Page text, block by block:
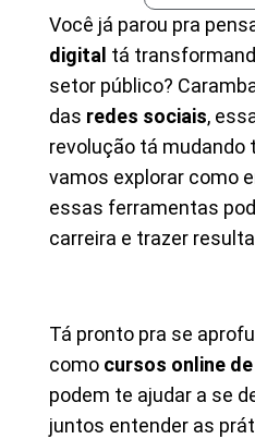
Você já parou pra
digital tá
setor público?
das redes sociais,
revolução tá mudando
vamos explorar como
essas ferramentas
carreira e trazer
Tá pronto pra se
como cursos online
podem te ajudar a se
juntos entender as